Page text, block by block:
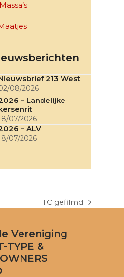
213 West
08/2026
– Landelijke
07/2026
– ALV
07/2026
next
TC gefilmd
Vereniging
TYPE &